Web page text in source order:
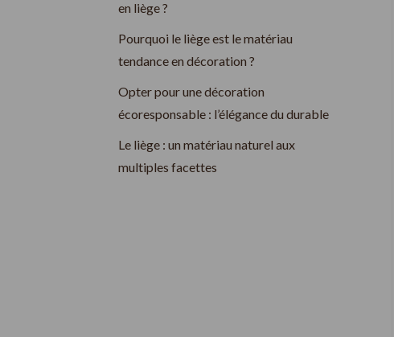
en liège ?
Pourquoi le liège est le matériau
tendance en décoration ?
Opter pour une décoration
écoresponsable : l’élégance du durable
Le liège : un matériau naturel aux
multiples facettes